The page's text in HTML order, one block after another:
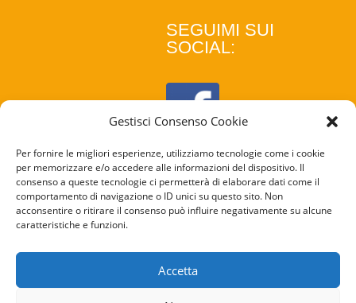
Gestisci Consenso Cookie
Per fornire le migliori esperienze, utilizziamo tecnologie come i cookie
per memorizzare e/o accedere alle informazioni del dispositivo. Il
consenso a queste tecnologie ci permetterà di elaborare dati come il
comportamento di navigazione o ID unici su questo sito. Non
acconsentire o ritirare il consenso può influire negativamente su alcune
caratteristiche e funzioni.
Accetta
SEGUIMI SUI
SOCIAL:
COOKIE
POLICY